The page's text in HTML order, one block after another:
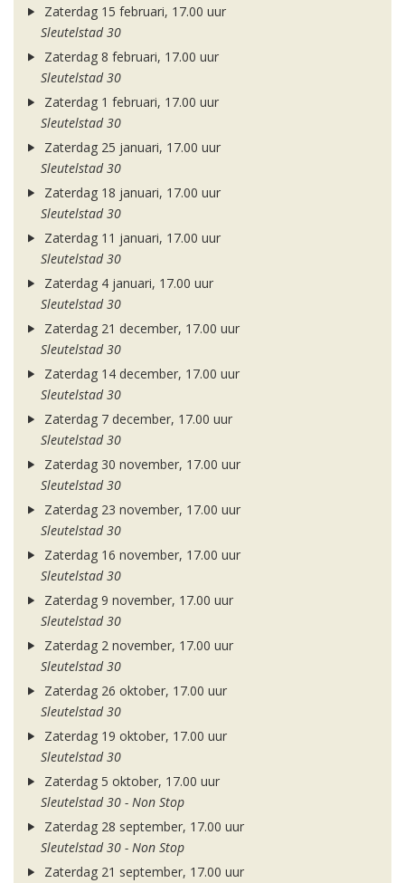
Zaterdag 15 februari, 17.00 uur
Sleutelstad 30
Zaterdag 8 februari, 17.00 uur
Sleutelstad 30
Zaterdag 1 februari, 17.00 uur
Sleutelstad 30
Zaterdag 25 januari, 17.00 uur
Sleutelstad 30
Zaterdag 18 januari, 17.00 uur
Sleutelstad 30
Zaterdag 11 januari, 17.00 uur
Sleutelstad 30
Zaterdag 4 januari, 17.00 uur
Sleutelstad 30
Zaterdag 21 december, 17.00 uur
Sleutelstad 30
Zaterdag 14 december, 17.00 uur
Sleutelstad 30
Zaterdag 7 december, 17.00 uur
Sleutelstad 30
Zaterdag 30 november, 17.00 uur
Sleutelstad 30
Zaterdag 23 november, 17.00 uur
Sleutelstad 30
Zaterdag 16 november, 17.00 uur
Sleutelstad 30
Zaterdag 9 november, 17.00 uur
Sleutelstad 30
Zaterdag 2 november, 17.00 uur
Sleutelstad 30
Zaterdag 26 oktober, 17.00 uur
Sleutelstad 30
Zaterdag 19 oktober, 17.00 uur
Sleutelstad 30
Zaterdag 5 oktober, 17.00 uur
Sleutelstad 30 - Non Stop
Zaterdag 28 september, 17.00 uur
Sleutelstad 30 - Non Stop
Zaterdag 21 september, 17.00 uur